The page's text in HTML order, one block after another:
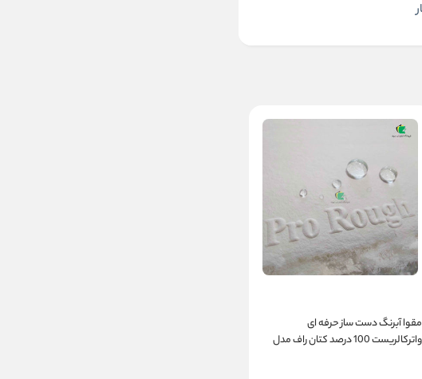
مقوا آبرنگ دست ساز حرفه ای
واترکالریست 100 درصد کتان راف مدل